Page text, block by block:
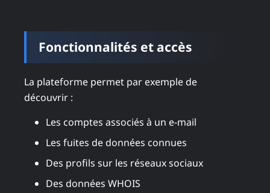
Fonctionnalités et accès
La plateforme permet par exemple de
découvrir :
Les comptes associés à un e-mail
Les fuites de données connues
Des profils sur les réseaux sociaux
Des données WHOIS